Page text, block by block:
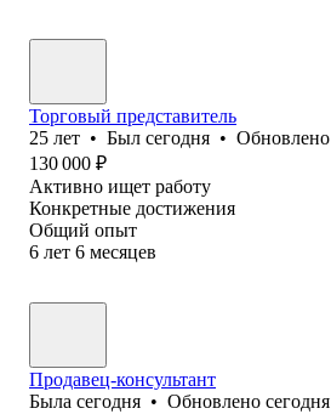
Торговый представитель
25 лет • Был сегодня • Обновлено
130 000 ₽
Активно ищет работу
Конкретные достижения
Общий опыт
6 лет 6 месяцев
Продавец-консультант
Была сегодня • Обновлено сегодня